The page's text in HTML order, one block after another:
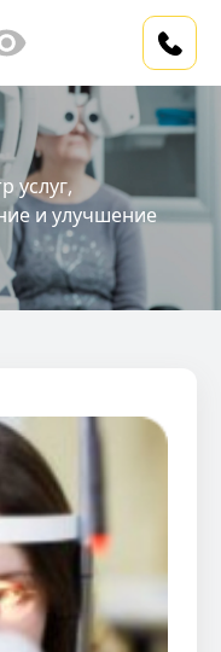
услуг,
и улучшение